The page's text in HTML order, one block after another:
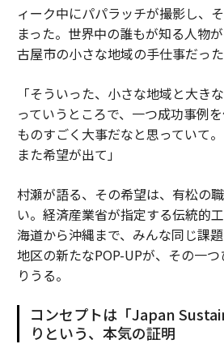
ィーク中にパパラッチが撮影し、
まった。世界中の誰もが知る人物
古屋市の小さな地域の手仕事だった
「そういった、小さな地域と大き
っていうところで、一つ成功事例
ものすごく大事だなと思っていて
また希望が出て」
村瀬が語る、その希望は、有松の
い。経済産業省が指定する伝統的
海道から沖縄まで、みんな同じ課
地区の新たなPOP-UPが、その一
りうる。
コンセプトは「Japan
りという、本気の証明